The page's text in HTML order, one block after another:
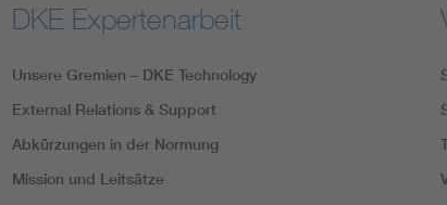
DKE Expertenarbeit
Unsere Gremien – DKE Technology
External Relations & Support
Abkürzungen in der Normung
Mission und Leitsätze